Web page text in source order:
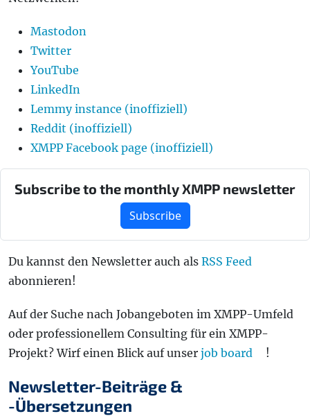
Mastodon
Twitter
YouTube
LinkedIn
Lemmy instance (inoffiziell)
Reddit (inoffiziell)
XMPP Facebook page (inoffiziell)
Subscribe to the monthly XMPP newsletter
Subscribe
Du kannst den Newsletter auch als RSS Feed
abonnieren!
Auf der Suche nach Jobangeboten im XMPP-Umfeld
oder professionellem Consulting für ein XMPP-
Projekt? Wirf einen Blick auf unser job board !
Newsletter-Beiträge &
-Übersetzungen